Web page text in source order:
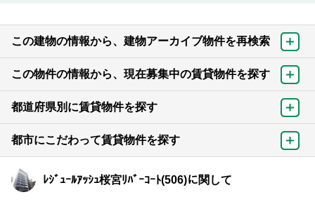
この建物の情報から、建物アーカイブ物件を再検索
この物件の情報から、現在募集中の賃貸物件を探す
都道府県別に賃貸物件を探す
都市にこだわって賃貸物件を探す
ﾚｼﾞｭｰﾙｱｯｼｭ桜宮ﾘﾊﾞｰｺｰﾄ(506)に関して